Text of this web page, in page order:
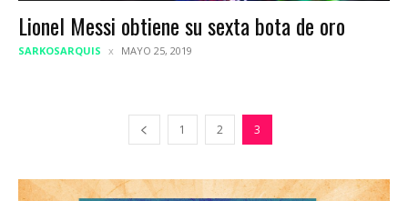
Lionel Messi obtiene su sexta bota de oro
SARKOSARQUIS MAYO 25, 2019
1 2 3